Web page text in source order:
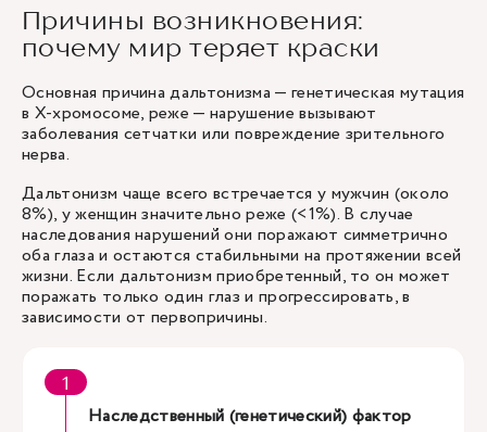
Причины возникновения:
почему мир теряет краски
Основная причина дальтонизма — генетическая мутация
в X-хромосоме, реже — нарушение вызывают
заболевания сетчатки или повреждение зрительного
нерва.
Дальтонизм чаще всего встречается у мужчин (около
8%), у женщин значительно реже (<1%). В случае
наследования нарушений они поражают симметрично
оба глаза и остаются стабильными на протяжении всей
жизни. Если дальтонизм приобретенный, то он может
поражать только один глаз и прогрессировать, в
зависимости от первопричины.
Наследственный (генетический) фактор